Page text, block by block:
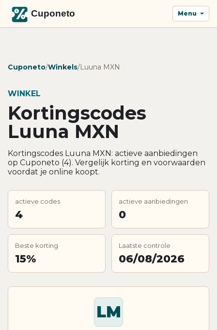
Menu
Cuponeto/Winkels/Luuna MXN
WINKEL
Kortingscodes
Luuna MXN
Kortingscodes Luuna MXN: actieve aanbiedingen
op Cuponeto (4). Vergelijk korting en voorwaarden
voordat je online koopt.
actieve codes
4
actieve aanbiedingen
0
Beste korting
15%
Laatste controle
06/08/2026
LM